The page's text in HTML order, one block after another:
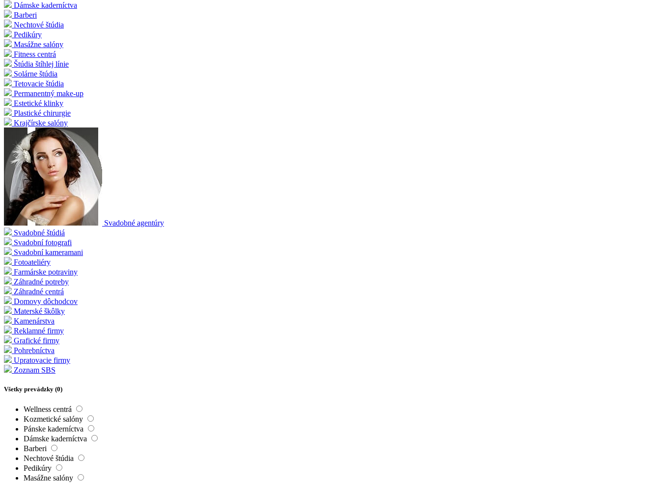
Dámske kaderníctva
Barberi
Nechtové štúdia
Pedikúry
Masážne salóny
Fitness centrá
Štúdia štíhlej línie
Solárne štúdia
Tetovacie štúdia
Permanentný make-up
Estetické klinky
Plastické chirurgie
Krajčírske salóny
Svadobné agentúry
Svadobné štúdiá
Svadobní fotografi
Svadobní kameramani
Fotoateliéry
Farmárske potraviny
Záhradné potreby
Záhradné centrá
Domovy dôchodcov
Materské škôlky
Kamenárstva
Reklamné firmy
Grafické firmy
Pohrebníctva
Upratovacie firmy
Zoznam SBS
Všetky prevádzky (0)
Wellness centrá
Kozmetické salóny
Pánske kaderníctva
Dámske kaderníctva
Barberi
Nechtové štúdia
Pedikúry
Masážne salóny